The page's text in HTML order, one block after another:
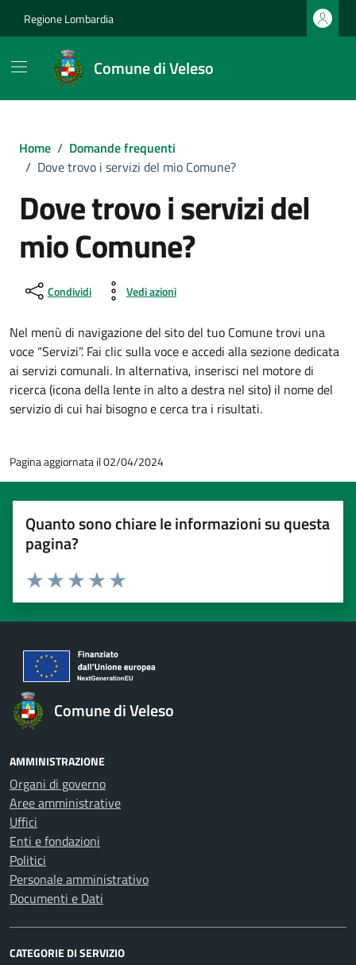
Regione Lombardia
Comune di Veleso
Home / Domande frequenti
/ Dove trovo i servizi del mio Comune?
Dove trovo i servizi del
mio Comune?
Condividi Vedi azioni
Nel menù di navigazione del sito del tuo Comune trovi una
voce “Servizi”. Fai clic sulla voce e accedi alla sezione dedicata
ai servizi comunali. In alternativa, inserisci nel motore di
ricerca (icona della lente in alto a destra nel sito) il nome del
servizio di cui hai bisogno e cerca tra i risultati.
Pagina aggiornata il 02/04/2024
Quanto sono chiare le informazioni su questa
pagina?
Valuta 5 stelle su 5
Valuta 4 stelle su 5
Valuta 3 stelle su 5
Valuta 2 stelle su 5
Valuta 1 stelle su 5
Comune di Veleso
AMMINISTRAZIONE
Organi di governo
Aree amministrative
Uffici
Enti e fondazioni
Politici
Personale amministrativo
Documenti e Dati
CATEGORIE DI SERVIZIO